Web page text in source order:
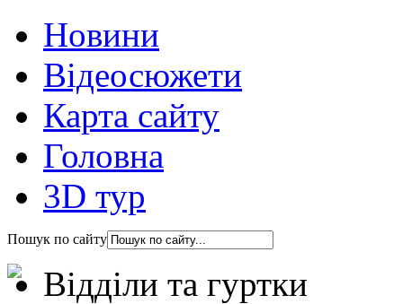
Новини
Відеосюжети
Карта сайту
Головна
3D тур
Пошук по сайту
Відділи та гуртки